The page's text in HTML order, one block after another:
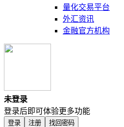
量化交易平台
外汇资讯
金融官方机构
未登录
登录后即可体验更多功能
登录 注册 找回密码